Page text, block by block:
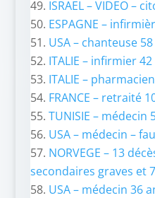
ISRAEL – VIDEO –
ESPAGNE –
USA – chanteuse
ITALIE – infirmier
ITALIE –
FRANCE – retraité
TUNISIE – médecin
USA – médecin –
NORVEGE – 13
secondaires graves et
USA – médecin 36